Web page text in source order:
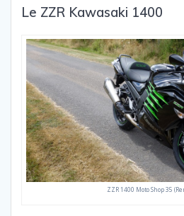
Le ZZR Kawasaki 1400
ZZR 1400 Moto Shop 35